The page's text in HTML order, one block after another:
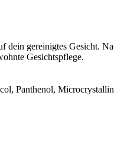
dein gereinigtes Gesicht.
Gesichtspflege.
Panthenol,